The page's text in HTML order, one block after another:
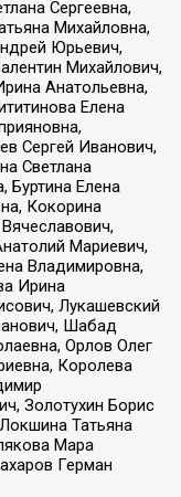
Сергеевна,
Михайловна,
Юрьевич,
Михайлович,
Анатольевна,
Елена
Сергей Иванович,
Светлана
Буртина Елена
Кокорина
Мариевич,
Владимировна,
Ирина
Лукашевский
Шабад
Орлов Олег
Королева
Золотухин Борис
Татьяна
Мара
Герман